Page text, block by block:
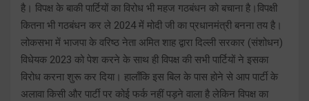
है। विपक्ष के बाकी पार्टियों का विरोध भी महज गठबंधन को बचाना है।विपक्षी
कितना भी गठबंधन कर ले 2024 में मोदी जी का प्रधानमंत्री बनना तय है।
लोकसभा में भाजपा के वरिष्ठ नेता अमित शाह द्वारा दिल्ली सरकार (संशोधन)
विधेयक 2023 को पेश करने के साथ ही विपक्ष की सभी पार्टियों ने इसका
विरोध करना शुरू कर दिया। हालाँकि इस बिल के पास होने से आप पार्टी के
अलावा किसी और पार्टी पर कोई फर्क नहीं पड़ने वाला है लेकिन विपक्ष का